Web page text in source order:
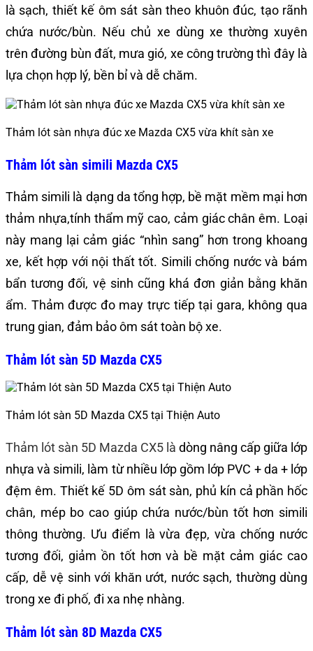
là sạch, thiết kế ôm sát sàn theo khuôn đúc, tạo rãnh
chứa nước/bùn. Nếu chủ xe dùng xe thường xuyên
trên đường bùn đất, mưa gió, xe công trường thì đây là
lựa chọn hợp lý, bền bỉ và dễ chăm.
Thảm lót sàn nhựa đúc xe Mazda CX5 vừa khít sàn xe
Thảm lót sàn simili Mazda CX5
Thảm simili là dạng da tổng hợp, bề mặt mềm mại hơn
thảm nhựa,tính thẩm mỹ cao, cảm giác chân êm. Loại
này mang lại cảm giác “nhìn sang” hơn trong khoang
xe, kết hợp với nội thất tốt. Simili chống nước và bám
bẩn tương đối, vệ sinh cũng khá đơn giản bằng khăn
ẩm. Thảm được đo may trực tiếp tại gara, không qua
trung gian, đảm bảo ôm sát toàn bộ xe.
Thảm lót sàn 5D Mazda CX5
Thảm lót sàn 5D Mazda CX5 tại Thiện Auto
Thảm lót sàn 5D Mazda CX5 là dòng nâng cấp giữa lớp
nhựa và simili, làm từ nhiều lớp gồm lớp PVC + da + lớp
đệm êm. Thiết kế 5D ôm sát sàn, phủ kín cả phần hốc
chân, mép bo cao giúp chứa nước/bùn tốt hơn simili
thông thường. Ưu điểm là vừa đẹp, vừa chống nước
tương đối, giảm ồn tốt hơn và bề mặt cảm giác cao
cấp, dễ vệ sinh với khăn ướt, nước sạch, thường dùng
trong xe đi phố, đi xa nhẹ nhàng.
Thảm lót sàn 8D Mazda CX5